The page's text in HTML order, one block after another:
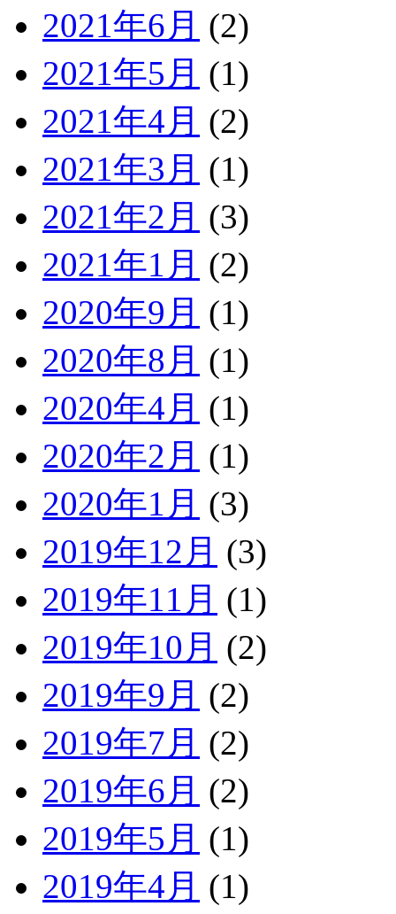
2021年6月 (2)
2021年5月 (1)
2021年4月 (2)
2021年3月 (1)
2021年2月 (3)
2021年1月 (2)
2020年9月 (1)
2020年8月 (1)
2020年4月 (1)
2020年2月 (1)
2020年1月 (3)
2019年12月 (3)
2019年11月 (1)
2019年10月 (2)
2019年9月 (2)
2019年7月 (2)
2019年6月 (2)
2019年5月 (1)
2019年4月 (1)